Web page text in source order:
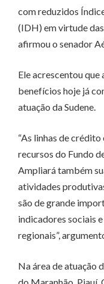
com reduzidos
(IDH) em virtude
afirmou o senador
Ele acrescentou que
benefícios hoje já
atuação da Sudene.
“As linhas de
recursos do Fundo
Ampliará também
atividades
são de grande
indicadores sociais
regionais”,
Na área de atuação